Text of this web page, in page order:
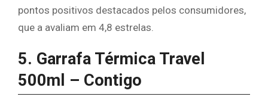
pontos positivos destacados pelos consumidores,
que a avaliam em 4,8 estrelas.
5. Garrafa Térmica Travel
500ml – Contigo